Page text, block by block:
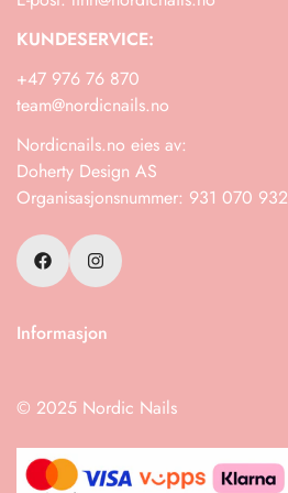
Informasjon
Retur
Salgsbetingelser
Instruksjoner
KUNDESERVICE:
+47 976 76 870
team@nordicnails.no
Nordicnails.no eies av:
Doherty Design AS
Organisasjonsnummer: 931 070 932
© 2025 Nordic Nails